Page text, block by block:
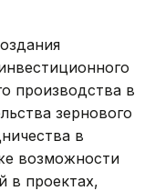
производства в
зернового
в
возможности
в проектах,